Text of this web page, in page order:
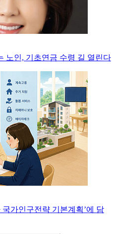
노인, 기초연금 수령 길 열린다
국가인구전략 기본계획’에 담